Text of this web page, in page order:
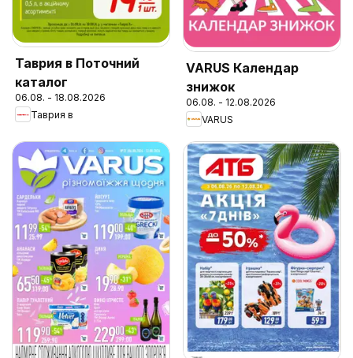
Таврия в Поточний
каталог
06.08. - 18.08.2026
Таврия в
VARUS Календар
знижок
06.08. - 12.08.2026
VARUS